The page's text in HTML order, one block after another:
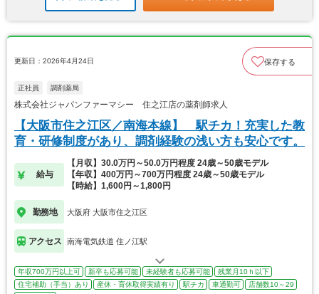
更新日：2026年4月24日 保存する
正社員 調剤薬局
株式会社ジャパンファーマシー 住之江店の薬剤師求人
【大阪市住之江区／南海本線】 駅チカ！充実した教
育・研修制度があり、調剤経験の浅い方も安心です。
給与
【月収】30.0万円～50.0万円程度 24歳～50歳モデル
【年収】400万円～700万円程度 24歳～50歳モデル
【時給】1,600円～1,800円
勤務地 大阪府 大阪市住之江区
アクセス 南海電気鉄道 住ノ江駅
年収700万円以上可 新卒も応募可能 未経験者も応募可能
残業月10ｈ以下
住宅補助（手当）あり
産休・育休取得実績有り 駅チカ 車通勤可
店舗数10～29